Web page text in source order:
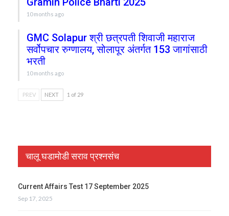
10 months ago
GMC Solapur श्री छत्रपती शिवाजी महाराज
सर्वोपचार रुग्णालय, सोलापूर अंतर्गत 153 जागांसाठी
भरती
10 months ago
PREV NEXT 1 of 29
चालू घडामोडी सराव प्रश्नसंच
Current Affairs Test 17 September 2025
Sep 17, 2025